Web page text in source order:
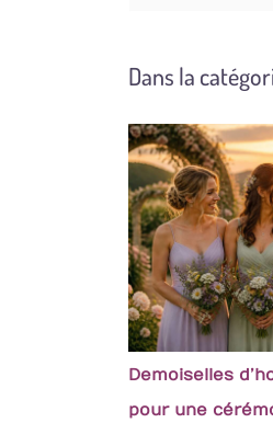
r
Dans la
Demoiselles
pour une